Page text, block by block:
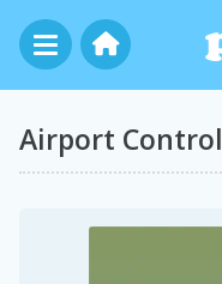
Airport Control